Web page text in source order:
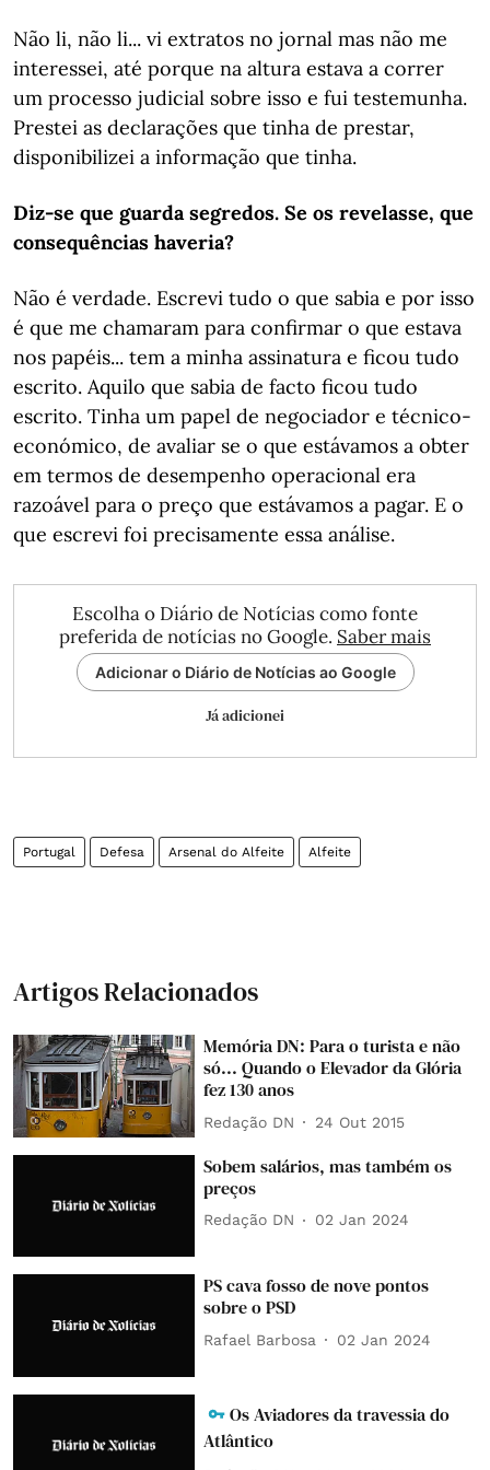
Não li, não li... vi extratos no jornal mas não me
interessei, até porque na altura estava a correr
um processo judicial sobre isso e fui testemunha.
Prestei as declarações que tinha de prestar,
disponibilizei a informação que tinha.
Diz-se que guarda segredos. Se os revelasse, que
consequências haveria?
Não é verdade. Escrevi tudo o que sabia e por isso
é que me chamaram para confirmar o que estava
nos papéis... tem a minha assinatura e ficou tudo
escrito. Aquilo que sabia de facto ficou tudo
escrito. Tinha um papel de negociador e técnico-
económico, de avaliar se o que estávamos a obter
em termos de desempenho operacional era
razoável para o preço que estávamos a pagar. E o
que escrevi foi precisamente essa análise.
Escolha o Diário de Notícias como fonte
preferida de notícias no Google. Saber mais
Adicionar o Diário de Notícias ao Google
Já adicionei
Portugal Defesa Arsenal do Alfeite Alfeite
Artigos Relacionados
Memória DN: Para o turista e não
só... Quando o Elevador da Glória
fez 130 anos
Redação DN 24 Out 2015
Sobem salários, mas também os
preços
Redação DN 02 Jan 2024
PS cava fosso de nove pontos
sobre o PSD
Rafael Barbosa 02 Jan 2024
Os Aviadores da travessia do
Atlântico